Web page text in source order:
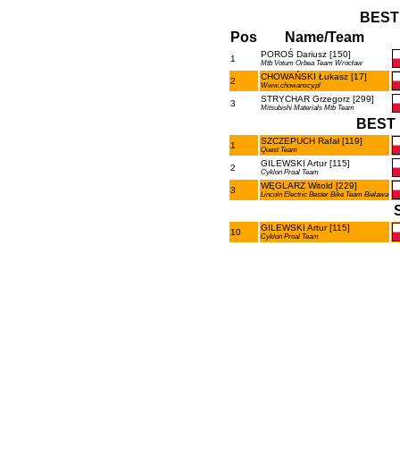
Pos
Name/Team
1 POROŚ Dariusz [150]
Mtb Votum Orbea Team Wrocław
2 CHOWAŃSKI Łukasz [17]
Www.chowanscy.pl
3 STRYCHAR Grzegorz [299]
Mitsubishi Materials Mtb Team
BEST
1 SZCZEPUCH Rafał [119]
Quest Team
2 GILEWSKI Artur [115]
Cyklon Proal Team
3 WĘGLARZ Witold [229]
Lincoln Electric Bester Bike Team Bielawa
10 GILEWSKI Artur [115]
Cyklon Proal Team